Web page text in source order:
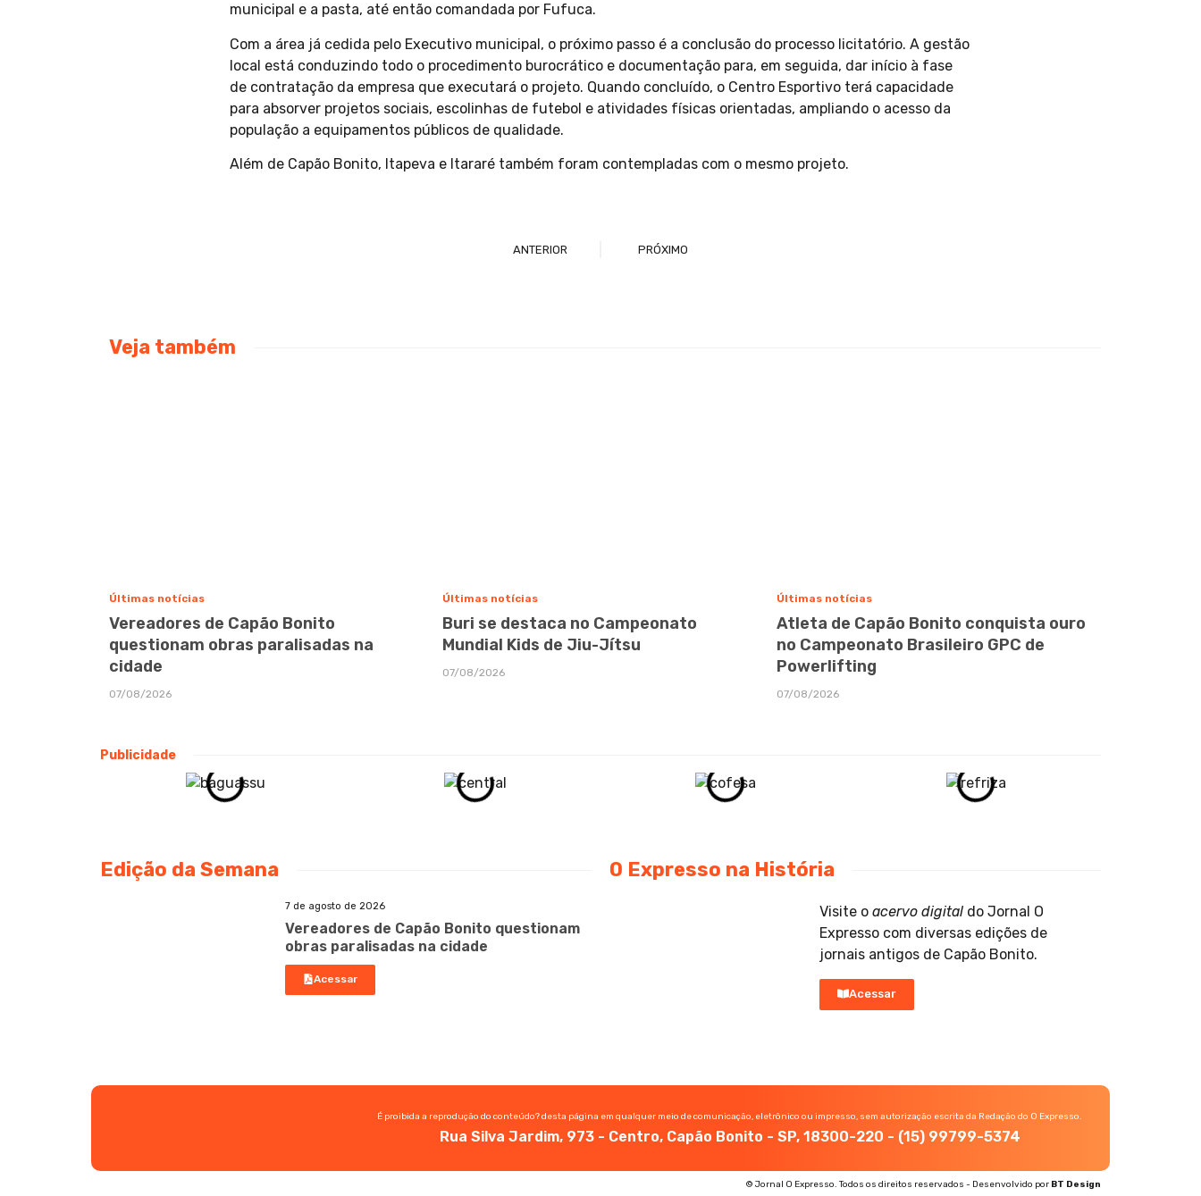
municipal e a pasta, até então comandada por Fufuca.
Com a área já cedida pelo Executivo municipal, o próximo passo é a conclusão do processo licitatório. A gestão
local está conduzindo todo o procedimento burocrático e documentação para, em seguida, dar início à fase
de contratação da empresa que executará o projeto. Quando concluído, o Centro Esportivo terá capacidade
para absorver projetos sociais, escolinhas de futebol e atividades físicas orientadas, ampliando o acesso da
população a equipamentos públicos de qualidade.
Além de Capão Bonito, Itapeva e Itararé também foram contempladas com o mesmo projeto.
ANTERIOR PRÓXIMO
Veja também
Últimas notícias
Vereadores de Capão Bonito
questionam obras paralisadas na
cidade
07/08/2026
Últimas notícias
Buri se destaca no Campeonato
Mundial Kids de Jiu-Jítsu
07/08/2026
Últimas notícias
Atleta de Capão Bonito conquista ouro
no Campeonato Brasileiro GPC de
Powerlifting
07/08/2026
Publicidade
Edição da Semana
7 de agosto de 2026
Vereadores de Capão Bonito questionam
obras paralisadas na cidade
Acessar
O Expresso na História
Visite o acervo digital do Jornal O
Expresso com diversas edições de
jornais antigos de Capão Bonito.
Acessar
É proibida a reprodução do conteúdo? desta página em qualquer meio de comunicação, eletrônico ou impresso, sem autorização escrita da Redação do O Expresso.
Rua Silva Jardim, 973 - Centro, Capão Bonito - SP, 18300-220 - (15) 99799-5374
© Jornal O Expresso. Todos os direitos reservados - Desenvolvido por BT Design